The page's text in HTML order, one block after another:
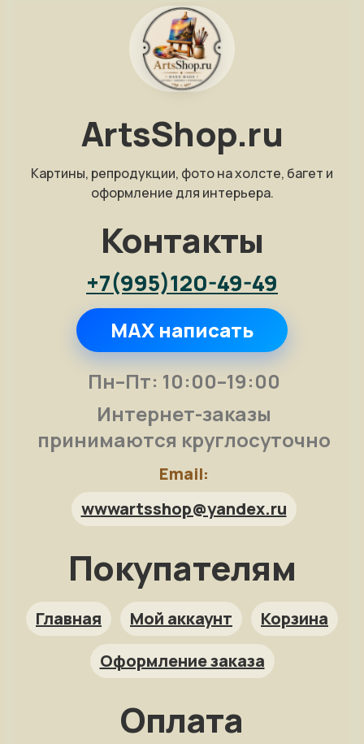
ArtsShop.ru
Картины, репродукции, фото на холсте, багет и
оформление для интерьера.
Контакты
+7(995)120-49-49
MAX написать
Пн–Пт: 10:00–19:00
Интернет-заказы
принимаются круглосуточно
Email:
wwwartsshop@yandex.ru
Покупателям
Главная Мой аккаунт
Корзина
Оформление заказа
Оплата
Арт-помощница
ArtsShop.ru
Репродукция на заказ